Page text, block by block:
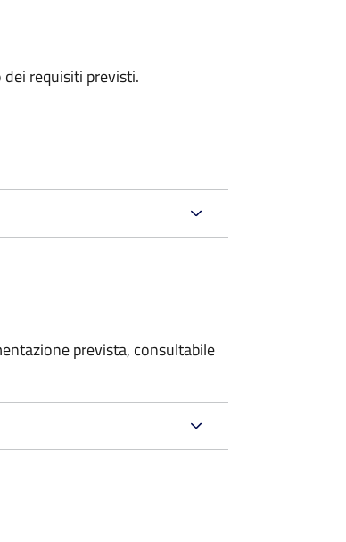
requisiti previsti.
prevista, consultabile